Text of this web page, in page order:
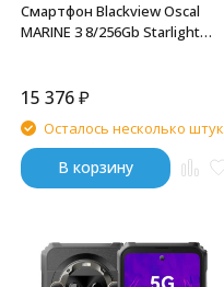
Смартфон Blackview Oscal
MARINE 3 8/256Gb Starlight
15 376₽
Осталось несколько штук
В корзину